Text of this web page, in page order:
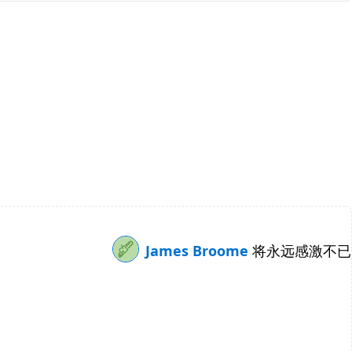
James Broome 将永远感激不已